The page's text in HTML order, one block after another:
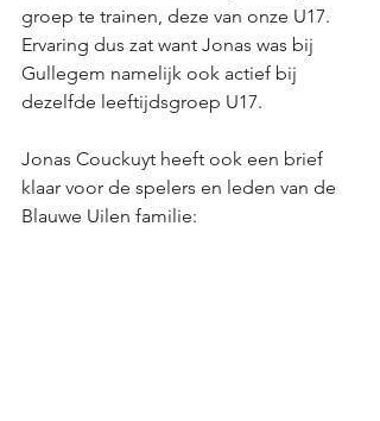
groep te trainen, deze van onze U17.
Ervaring dus zat want Jonas was bij
Gullegem namelijk ook actief bij
dezelfde leeftijdsgroep U17.
Jonas Couckuyt heeft ook een brief
klaar voor de spelers en leden van de
Blauwe Uilen familie: